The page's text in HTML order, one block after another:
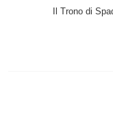
Il Trono di